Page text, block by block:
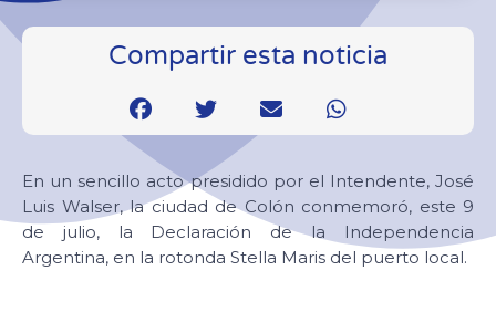
Compartir esta noticia
En un sencillo acto presidido por el Intendente, José
Luis Walser, la ciudad de Colón conmemoró, este 9
de julio, la Declaración de la Independencia
Argentina, en la rotonda Stella Maris del puerto local.